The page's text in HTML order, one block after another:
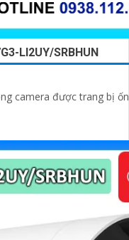
LI2UY/SRBHUN
camera được trang bị